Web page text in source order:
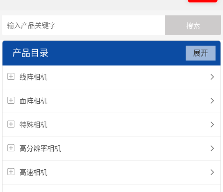
续谱光源，光子晶体光纤
产品目录
线阵相机
面阵相机
特殊相机
高分辨率相机
高速相机
展开